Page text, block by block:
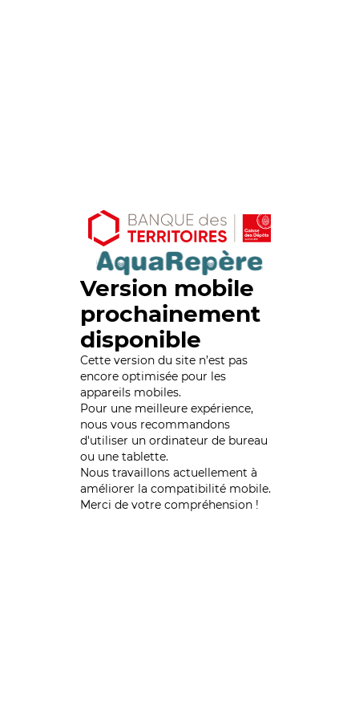
Version mobile
prochainement
disponible
Cette version du site n’est pas
encore optimisée pour les
appareils mobiles.
Pour une meilleure expérience,
nous vous recommandons
d'utiliser un ordinateur de bureau
ou une tablette.
Nous travaillons actuellement à
améliorer la compatibilité mobile.
Merci de votre compréhension !